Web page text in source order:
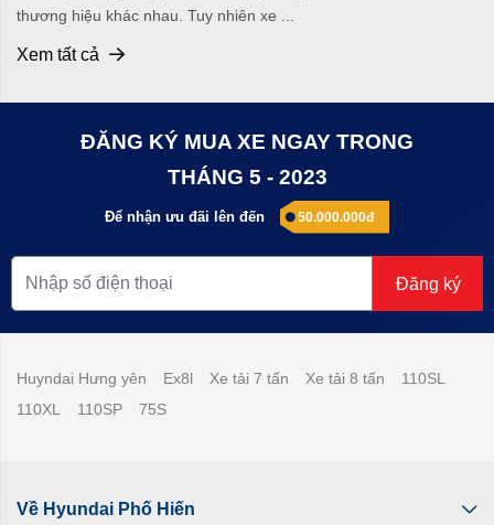
thương hiệu khác nhau. Tuy nhiên xe ...
Xem tất cả
ĐĂNG KÝ MUA XE NGAY TRONG
THÁNG 5 - 2023
Để nhận ưu đãi lên đến 50.000.000đ
Đăng ký
Huyndai Hưng yên Ex8l Xe tải 7 tấn Xe tải 8 tấn
110SL
110XL
110SP 75S
Về Hyundai Phố Hiến